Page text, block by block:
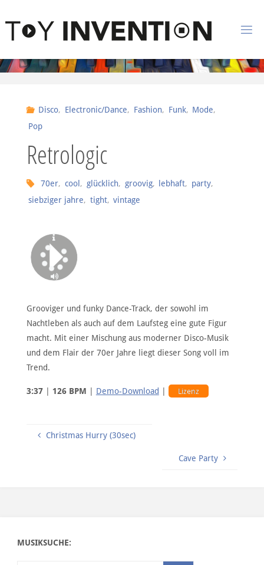
O
Y
Disco, Electronic/Dance, Fashion, Funk, Mode,
Pop
Retrologic
70er, cool , glücklich, groovig, lebhaft, party,
siebziger jahre, tight, vintage
Grooviger und funky Dance-Track, der sowohl im
Nachtleben als auch auf dem Laufsteg eine gute Figur
macht. Mit einer Mischung aus moderner Disco-Musik
und dem Flair der 70er Jahre liegt dieser Song voll im
Trend.
3:37| 126 BPM | Demo-Download | Lizenz
Christmas Hurry (30sec)
Cave Party
MUSIKSUCHE: